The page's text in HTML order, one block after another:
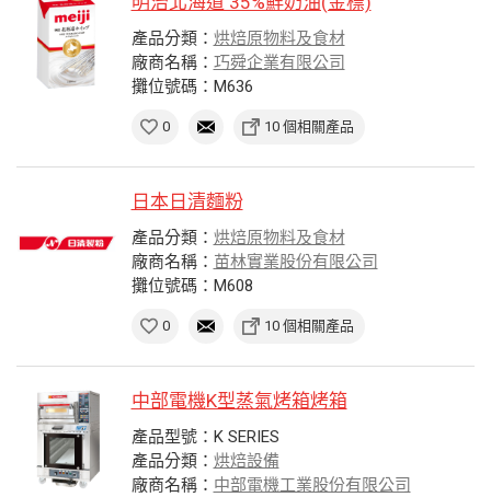
產品分類： 烘焙原物料及食材
廠商名稱： 巧舜企業有限公司
攤位號碼：M636
0 10 個相關產品
日本日清麵粉
產品分類： 烘焙原物料及食材
廠商名稱： 苗林實業股份有限公司
攤位號碼：M608
0 10 個相關產品
中部電機K型蒸氣烤箱烤箱
產品型號：K SERIES
產品分類： 烘焙設備
廠商名稱： 中部電機工業股份有限公司